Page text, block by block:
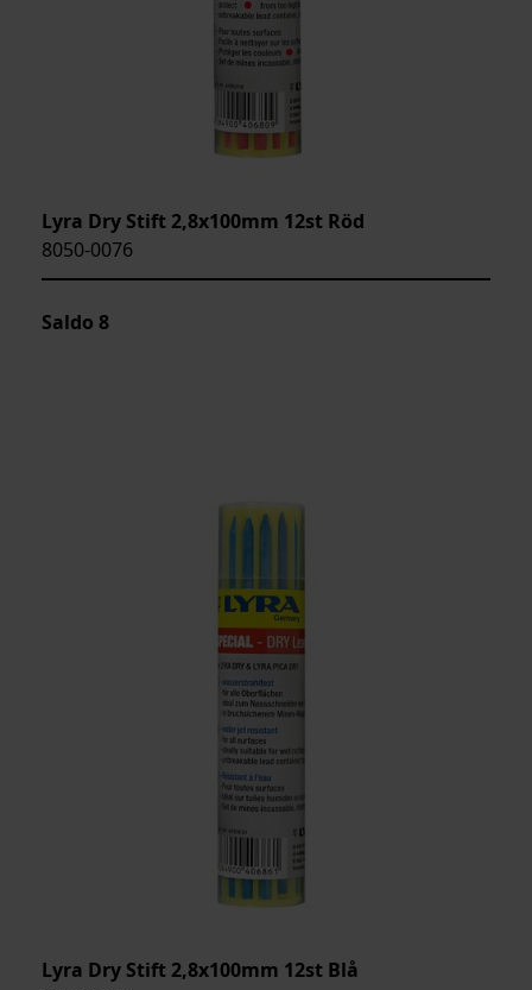
Lyra Dry Stift 2,8x100mm 12st Röd
8050-0076
Saldo 8
Lyra Dry Stift 2,8x100mm 12st Blå